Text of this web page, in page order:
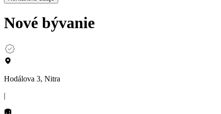
Nové bývanie
Hodálova 3, Nitra
|